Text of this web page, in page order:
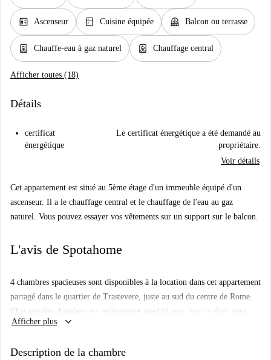
elevator Ascenseur kitchen Cuisine équipée balcony Balcon ou terrasse
water_heater Chauffe-eau à gaz naturel water_heater Chauffage central
Afficher toutes (18)
Détails
certificat
énergétique
Le certificat énergétique a été demandé au
propriétaire.
Voir détails
Cet appartement est situé au 5ème étage d'un immeuble équipé d'un
ascenseur. Il a le chauffage central et le chauffage de l'eau au gaz
naturel. Vous pouvez essayer vos vêtements sur un support sur le balcon.
L'avis de Spotahome
4 chambres spacieuses sont disponibles à la location dans cet appartement
partagé dans le quartier de Trastevere, juste au sud du centre de Rome.
Chacune des chambres est entièrement meublé avec tout ce dont vous
avez besoin pour un séjour confortable, et tous les services publics sont
baignoire séparée, double évier, et un petit balcon. La cuisine est
Afficher plus keyboard_arrow_down
Description de la chambre